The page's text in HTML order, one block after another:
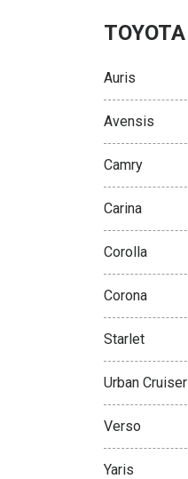
TOYOTA
Auris
Avensis
Camry
Carina
Corolla
Corona
Starlet
Urban Cruiser
Verso
Yaris